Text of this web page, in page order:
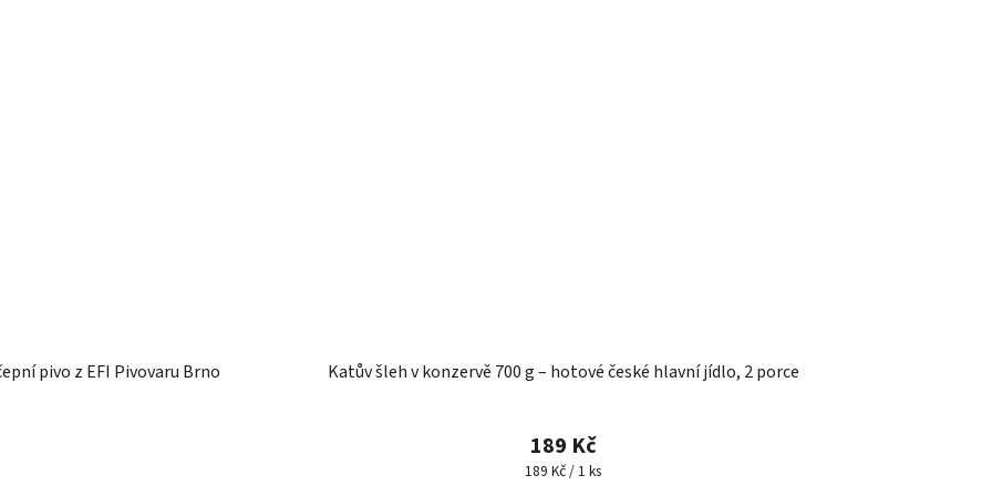
pivo z EFI Pivovaru Brno Katův šleh v konzervě 700 g – hotové české hlavní jídlo, 2 porce
189 Kč
Měrná
189 Kč / 1 ks